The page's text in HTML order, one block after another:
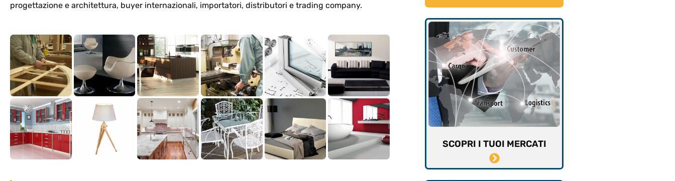
progettazione e architettura, buyer internazionali, importatori, distributori e trading company.
SCOPRI I TUOI MERCATI